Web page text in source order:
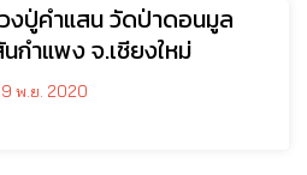
งปู่คำแสน วัดป่าดอนมูล
กำแพง จ.เชียงใหม่
พ.ย. 2020